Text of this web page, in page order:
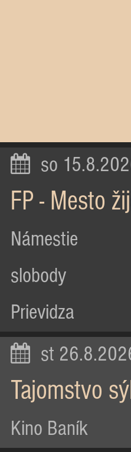
so
FP - Mesto
Námestie
slobody
Prievidza
st
Tajomstvo
Kino Baník